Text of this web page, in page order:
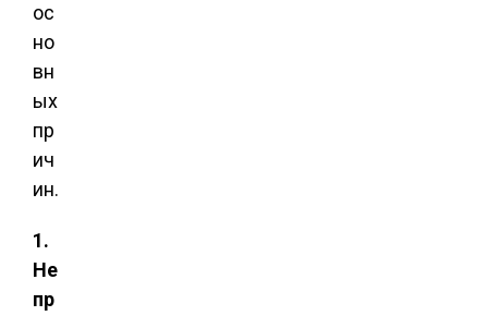
ос
но
вн
ых
пр
ич
ин.
1.
Не
пр